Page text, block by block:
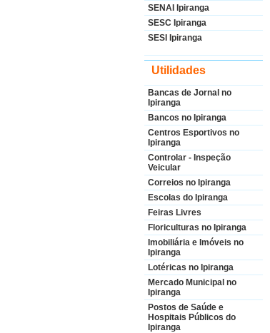
SENAI Ipiranga
SESC Ipiranga
SESI Ipiranga
Utilidades
Bancas de Jornal no
Ipiranga
Bancos no Ipiranga
Centros Esportivos no
Ipiranga
Controlar - Inspeção
Veicular
Correios no Ipiranga
Escolas do Ipiranga
Feiras Livres
Floriculturas no Ipiranga
Imobiliária e Imóveis no
Ipiranga
Lotéricas no Ipiranga
Mercado Municipal no
Ipiranga
Postos de Saúde e
Hospitais Públicos do
Ipiranga